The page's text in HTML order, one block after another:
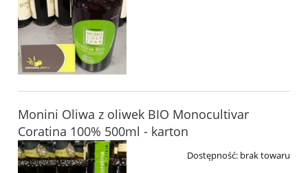
Monini Oliwa z oliwek BIO Monocultivar
Coratina 100% 500ml - karton
Dostępność: brak towaru